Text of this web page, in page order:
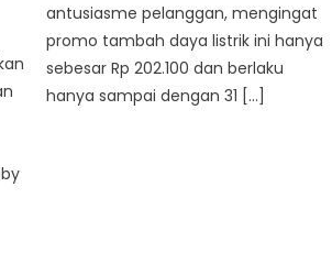
antusiasme pelanggan, mengingat
promo tambah daya listrik ini hanya
sebesar Rp 202.100 dan berlaku
hanya sampai dengan 31 […]